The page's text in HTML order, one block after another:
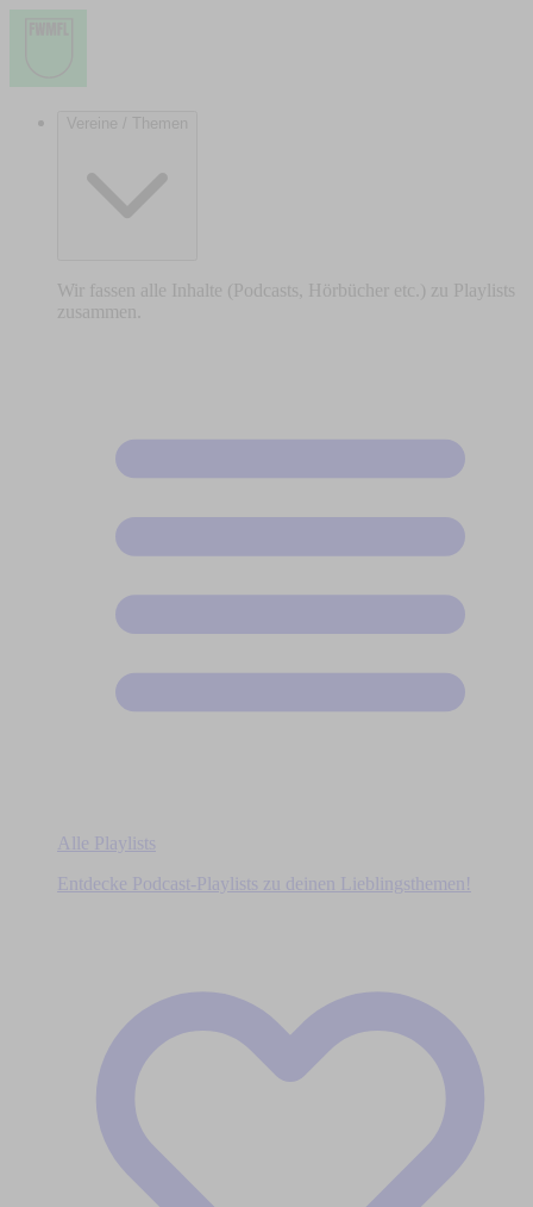
Vereine / Themen
Wir fassen alle Inhalte (Podcasts, Hörbücher etc.) zu Playlists
zusammen.
Alle Playlists
Entdecke Podcast-Playlists zu deinen Lieblingsthemen!